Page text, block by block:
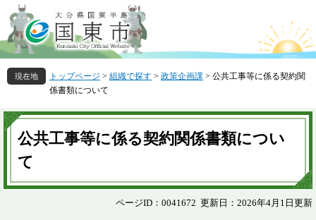
ー
ジ
の
先
頭
す
。
ニ
ュ
ー
を
飛
し
て
トップページ > 組織で探す > 政策企画課 > 公共工事等に係る契約関
係書類について
本
文
公共工事等に係る契約関係書類につい
て
ページID：0041672 更新日：2026年4月1日更新